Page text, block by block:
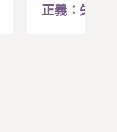
正義：失去